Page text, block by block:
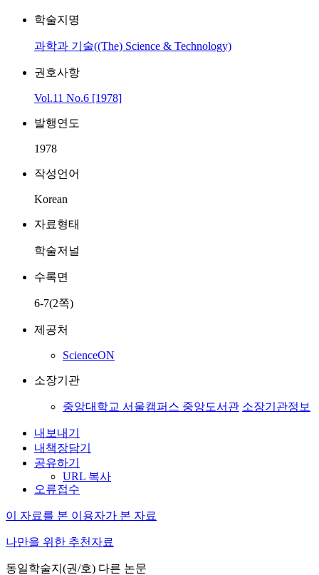
학술지명
과학과 기술((The) Science & Technology)
권호사항
Vol.11 No.6 [1978]
발행연도
1978
작성언어
Korean
자료형태
학술저널
수록면
6-7(2쪽)
제공처
ScienceON
소장기관
중앙대학교 서울캠퍼스 중앙도서관 소장기관정보
내보내기
내책장담기
공유하기
URL 복사
오류접수
이 자료를 본 이용자가 본 자료
나만을 위한 추천자료
동일학술지(권/호) 다른 논문